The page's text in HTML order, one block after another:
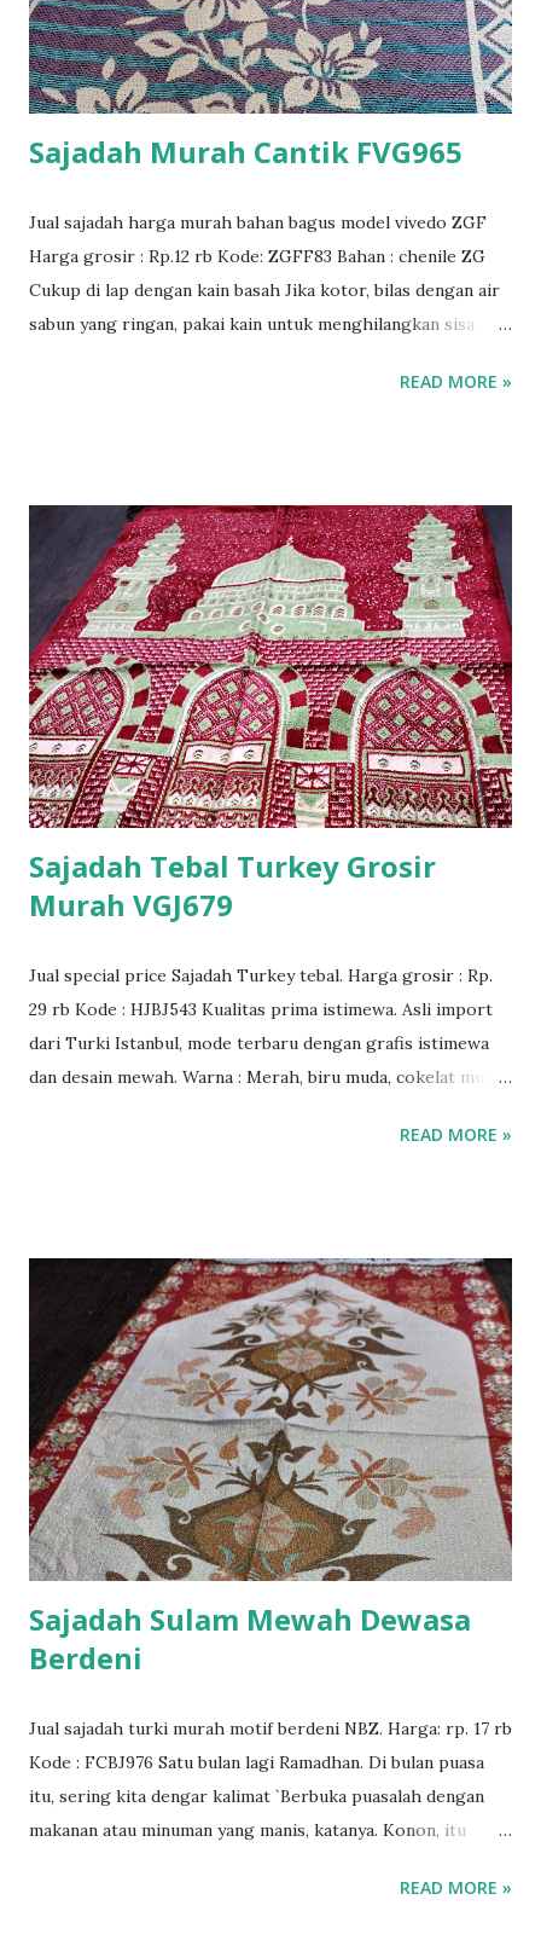
Sajadah Murah Cantik FVG965
Jual sajadah harga murah bahan bagus model vivedo ZGF
Harga grosir : Rp.12 rb Kode: ZGFF83 Bahan : chenile ZG
Cukup di lap dengan kain basah Jika kotor, bilas dengan air
sabun yang ringan, pakai kain untuk menghilangkan sisa
sajadah supaya kering, Hindari jemur langsung dibawah
READ MORE »
Sajadah Tebal Turkey Grosir
Murah VGJ679
Jual special price Sajadah Turkey tebal. Harga grosir : Rp.
29 rb Kode : HJBJ543 Kualitas prima istimewa. Asli import
dari Turki Istanbul, mode terbaru dengan grafis istimewa
dan desain mewah. Warna : Merah, biru muda, cokelat muda,
READ MORE »
Sajadah Sulam Mewah Dewasa
Berdeni
Jual sajadah turki murah motif berdeni NBZ. Harga: rp. 17 rb
Kode : FCBJ976 Satu bulan lagi Ramadhan. Di bulan puasa
itu, sering kita dengar kalimat `Berbuka puasalah dengan
makanan atau minuman yang manis, katanya. Konon, itu
bin Malik ia berkata : "Adalah Rasulullah SAW berbukaREAD MORE »